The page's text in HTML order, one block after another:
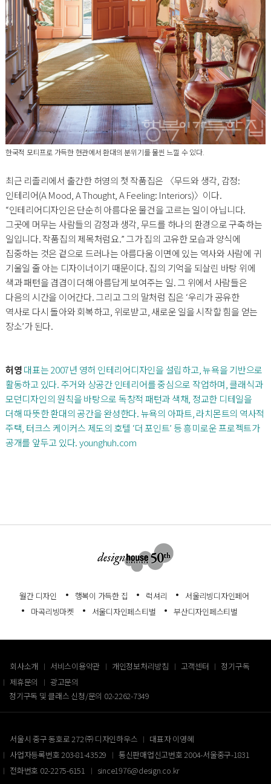
한국적 모티프로 가득한 현관에서 환대의 분위기를 물씬 느낄 수 있다.
최근 리졸리에서 출간한 허영의 첫 작품집은 〈무드와 생각, 감정:
인테리어(A Mood, A Thought, A Feeling: Interiors)〉이다.
“인테리어디자인은 단순히 아름다운 물건을 고르는 일이 아닙니다.
그곳에 머무는 사람들의 감정과 생각, 무드를 하나의 환경으로 구축하는
일입니다. 작품집의 제목처럼요.” 그가 집의 고유한 모습과 양식에
집중하는 것은 겉으로 드러나는 아름다움 이면에 있는 역사와 사람에 귀
기울일 줄 아는 디자이너이기 때문이다. 집의 기억을 되살린 바탕 위에
색과 패턴을 겹겹이 더해 아름답게 보여주는 일. 그 위에서 사람들은
다음의 시간을 이어간다. 그리고 그의 말처럼 집은 ‘우리가 공유한
역사로 다시 돌아와 회복하고, 위로받고, 새로운 일을 시작할 힘을 얻는
장소’가 된다.
허영대표는 2007년 영허 인테리어디자인을 설립하고, 뉴욕을 기반으로
활동하고 있다. 주거와 상공간 인테리어를 중심으로 작업하며, 클래식과
모던디자인의 원칙을 바탕으로 독창적 패턴과 색채, 정교한 디테일을
더해 따뜻한 환대의 공간을 완성한다. 뉴욕의 아파트, 라치몬트의 역사적
주택, 터크스 케이커스 제도의 호텔 ‘더 포인트’ 등 흥미로운 프로젝트가
공개를 앞두고 있다.younghuh.com
월간 디자인 행복이 가득한 집 럭셔리
서울리빙디자인페어
마곡리빙마켓
서울디자인페스티벌 부산디자인페스티벌
회사소개 서비스이용약관 개인정보처리방침 고객센터
정기구독
제휴문의
광고문의
정기구독 및 클래스 신청/문의 02-2262-7349
서울시 중구 동호로 272 ㈜ 디자인하우스
대표자 이영혜
사업자등록번호 203-81-43529
통신판매업신고번호 2004-서울중구-1831
전화번호 02-2275-6151
since1976@design.co.kr